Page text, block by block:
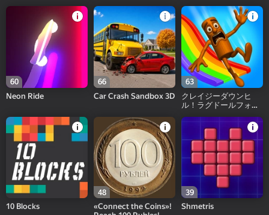
60
Neon Ride
66
Car Crash Sandbox 3D
63
クレイジーダウンヒ
ル！ラグドールフォー
10 Blocks
48
«Connect the Coins»!
39
Shmetris